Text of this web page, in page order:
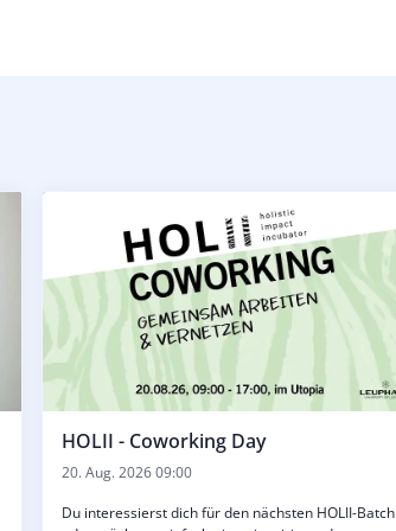
HOLII - Coworking Day
20. Aug. 2026 09:00
Du interessierst dich für den nächsten HOLII-Batch